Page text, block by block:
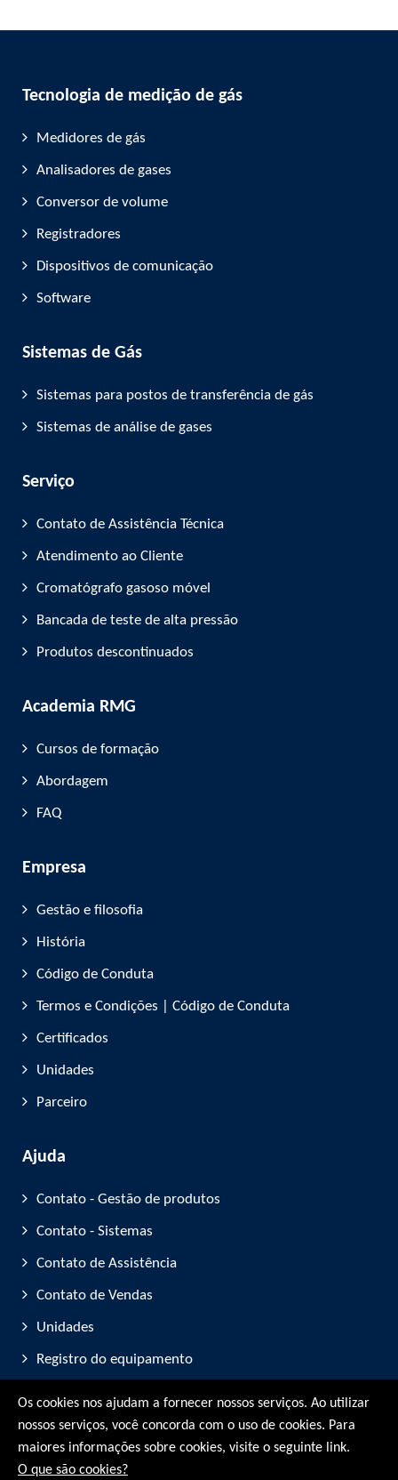
Tecnologia de medição de gás
Medidores de gás
Analisadores de gases
Conversor de volume
Registradores
Dispositivos de comunicação
Software
Sistemas de Gás
Sistemas para postos de transferência de gás
Sistemas de análise de gases
Serviço
Contato de Assistência Técnica
Atendimento ao Cliente
Cromatógrafo gasoso móvel
Bancada de teste de alta pressão
Produtos descontinuados
Academia RMG
Cursos de formação
Abordagem
FAQ
Empresa
Gestão e filosofia
História
Código de Conduta
Termos e Condições | Código de Conduta
Certificados
Unidades
Parceiro
Ajuda
Contato - Gestão de produtos
Contato - Sistemas
Contato de Assistência
Contato de Vendas
Unidades
Registro do equipamento
Os cookies nos ajudam a fornecer nossos serviços. Ao utilizar
nossos serviços, você concorda com o uso de cookies. Para
maiores informações sobre cookies, visite o seguinte link.
O que são cookies?